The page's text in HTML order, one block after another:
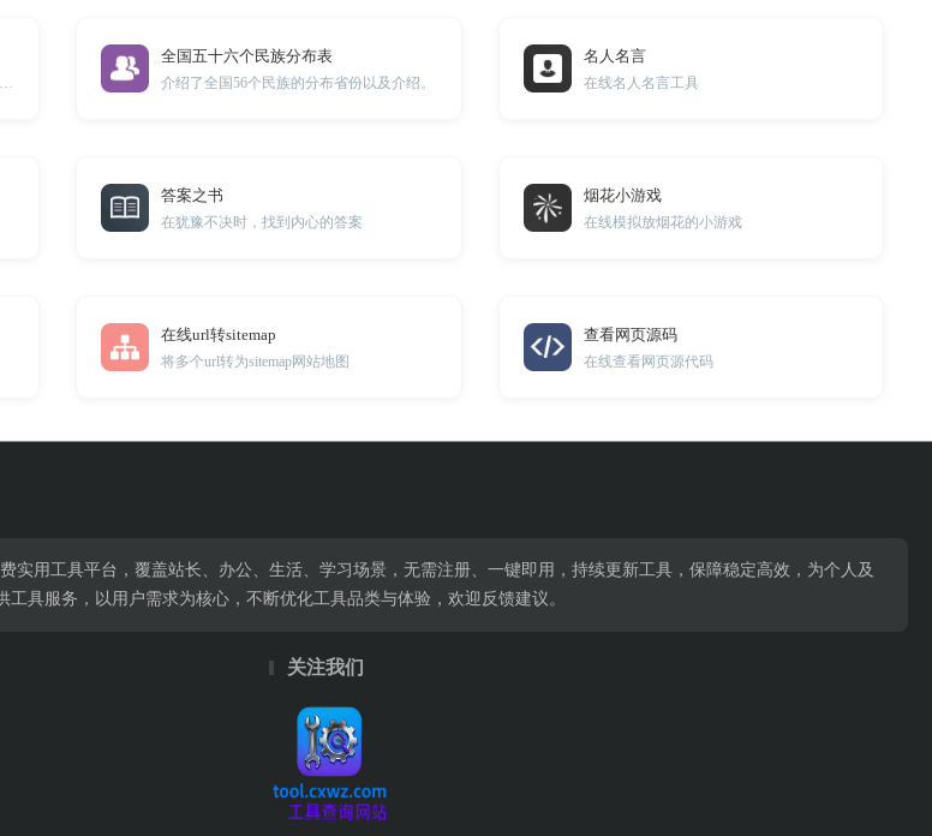
全国五十六个民族分布表
介绍了全国56个民族的分布省份以及介绍。
名人名言
在线名人名言工具
答案之书
在犹豫不决时，找到内心的答案
烟花小游戏
在线模拟放烟花的小游戏
在线url转sitemap
将多个url转为sitemap网站地图
查看网页源码
在线查看网页源代码
实用工具平台，覆盖站长、办公、生活、学习场景，无需注册、一键即用，持续更新工具，保障稳定高效，为个人及
具服务，以用户需求为核心，不断优化工具品类与体验，欢迎反馈建议。
关注我们